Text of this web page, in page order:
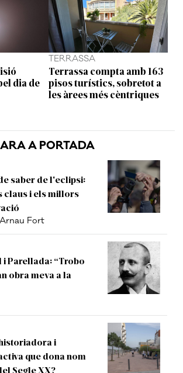
ARA A PORTADA
saber de l'eclipsi:
claus i els millors
Fort
Parellada: “Trobo
obra meva a la
i
que dona nom
Segle XX?
dia de
TERRASSA
Terrassa compta amb 163
pisos turístics, sobretot a
les àrees més cèntriques